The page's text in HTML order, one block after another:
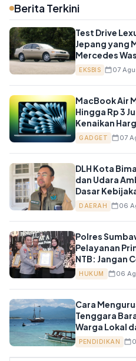
Berita Terkini
Test Drive
Jepang yang
Mercedes
EKSBIS 07
MacBook Air
Hingga Rp 3
Kenaikan
GADGET 07
DLH Kota
dan Udara
Dasar
Pencemaran
DAERAH 06
Polres
Pelayanan
NTB: Jangan
HUKUM 06
Cara
Tenggara
Warga Lokal
PENDIDIKAN